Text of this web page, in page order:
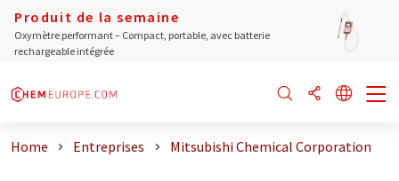
Produit de la semaine
Oxymètre performant – Compact, portable, avec batterie
rechargeable intégrée
Home Entreprises Mitsubishi Chemical Corporation